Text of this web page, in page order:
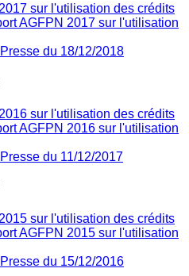
sur l'utilisation des crédits
AGFPN 2017 sur l'utilisation
du 18/12/2018
sur l'utilisation des crédits
AGFPN 2016 sur l'utilisation
du 11/12/2017
sur l'utilisation des crédits
AGFPN 2015 sur l'utilisation
du 15/12/2016